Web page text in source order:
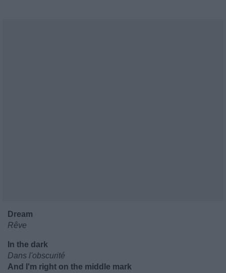
Dream
Rêve
In the dark
Dans l'obscurité
And I'm right on the middle mark